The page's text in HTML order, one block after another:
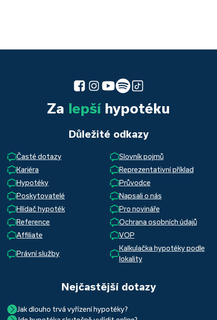
Za lepšíhypotéku
Důležité odkazy
Časté dotazy
Slovník pojmů
Kariéra
Reprezentativní příklad
Hypotéky
Průvodce
Poskytovatelé
Napsali o nás
Hlídač hypoték
Pro novináře
Reference
Ochrana osobních údajů
Affiliate
VOP
Právní služby
Kalkulačka hypotéky podle
lokality
Nejčastější dotazy
Jak dlouho trvá vyřízení hypotéky?